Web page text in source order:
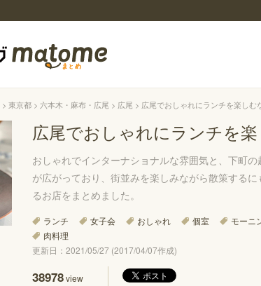
東京都 六本木・麻布・広尾 広尾 広尾でおしゃれにランチを楽しむ
広尾でおしゃれにランチを
おしゃれでインターナショナルな雰囲気と、下町
が広がっており、街並みを楽しみながら散策する
るお店をまとめました。
ランチ 女子会 おしゃれ 個室 モーニ
肉料理
更新日：2021/05/27 (2017/04/07作成)
38978view